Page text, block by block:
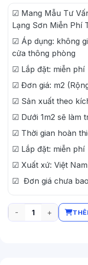
☑ Mang Mẫu Tư
Lạng Sơn Miễn Phí
☑ Áp dụng: không
cửa thông phòng
☑ Lắp đặt: miễn phí
☑ Đơn giá: m2
☑ Sản xuất theo
☑ Dưới 1m2 sẽ làm
☑ Thời gian hoàn
☑ Lắp đặt: miễn phí
☑ Xuất xứ: Việt
☑ Đơn giá chưa
Rèm hạt gỗ bồ đề cao